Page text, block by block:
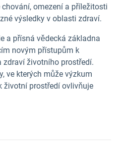
omezení a příležitosti
výsledky v oblasti zdraví.
a přísná vědecká základna
novým přístupům k
zdraví životního prostředí.
ve kterých může výzkum
životní prostředí ovlivňuje